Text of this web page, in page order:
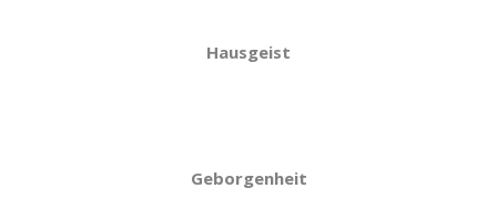
Hausgeist
Geborgenheit